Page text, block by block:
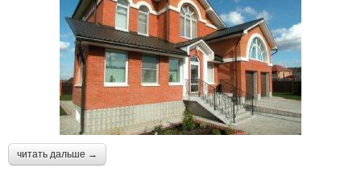
читать дальше →